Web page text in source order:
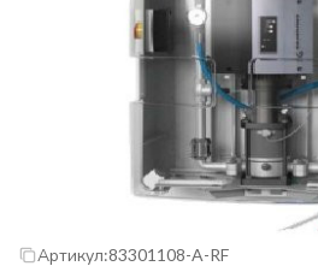
Артикул:83301108-A-RF